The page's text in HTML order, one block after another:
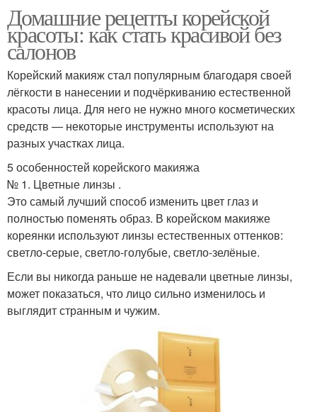
Домашние рецепты корейской
красоты: как стать красивой без
салонов
Корейский макияж стал популярным благодаря своей
лёгкости в нанесении и подчёркиванию естественной
красоты лица. Для него не нужно много косметических
средств — некоторые инструменты используют на
разных участках лица.
5 особенностей корейского макияжа
№ 1. Цветные линзы .
Это самый лучший способ изменить цвет глаз и
полностью поменять образ. В корейском макияже
кореянки используют линзы естественных оттенков:
светло-серые, светло-голубые, светло-зелёные.
Если вы никогда раньше не надевали цветные линзы,
может показаться, что лицо сильно изменилось и
выглядит странным и чужим.